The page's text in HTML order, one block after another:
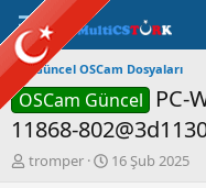
Güncel OSCam Dosyaları
OSCam Güncel
PC-
11868-
K
tromper
B16 Şub 2025